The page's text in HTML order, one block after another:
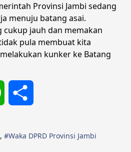
Provinsi Jambi sedang
menuju batang asai.
cukup jauh dan memakan
pula membuat kita
kunker ke Batang
WhatsApp
, #Waka DPRD Provinsi Jambi